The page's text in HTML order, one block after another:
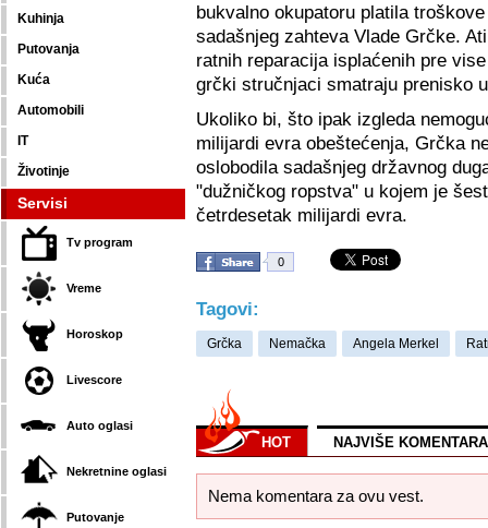
Kuhinja
Putovanja
Kuća
Automobili
IT
Životinje
Servisi
Tv program
Vreme
Horoskop
Livescore
Auto oglasi
Nekretnine oglasi
Putovanje
bukvalno okupatoru platila
sadašnjeg zahteva Vlade Grčke.
ratnih reparacija isplaćenih pre
grčki stručnjaci smatraju prenisko
Ukoliko bi, što ipak izgleda
milijardi evra obeštećenja, Grčka
oslobodila sadašnjeg državnog
"dužničkog ropstva" u kojem je
četrdesetak milijardi evra.
0
Tagovi:
Grčka Nemačka Angela Merkel
HOT NAJVIŠE KOMENTARA
Nema komentara za ovu vest.